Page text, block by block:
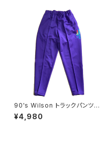
90's Wilson トラックパンツ
パープル L デッドストック
¥4,980